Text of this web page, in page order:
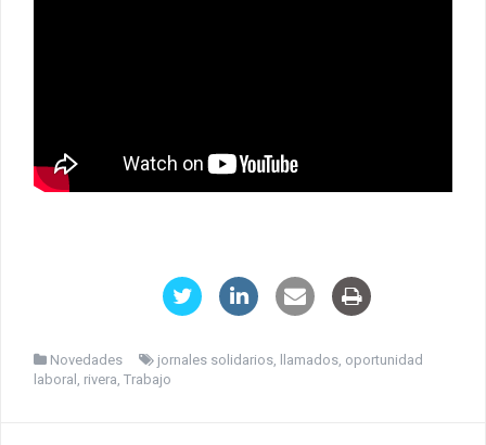
Novedades jornales solidarios, llamados, oportunidad
laboral , rivera, Trabajo